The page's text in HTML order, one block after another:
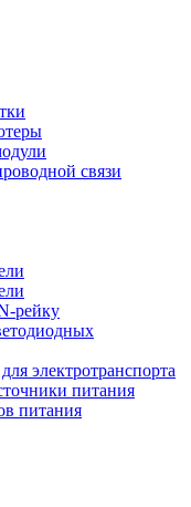
связи
рейку
электротранспорта
питания
питания